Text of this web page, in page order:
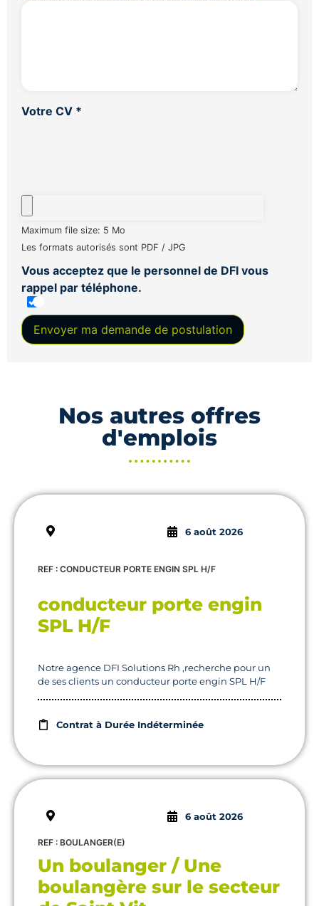
Votre CV *
Maximum file size: 5 Mo
Les formats autorisés sont PDF / JPG
Vous acceptez que le personnel de DFI vous
rappel par téléphone.
Envoyer ma demande de postulation
Nos autres offres
d'emplois
6 août 2026
REF : CONDUCTEUR PORTE ENGIN SPL H/F
conducteur porte engin
SPL H/F
Notre agence DFI Solutions Rh ,recherche pour un
de ses clients un conducteur porte engin SPL H/F
Contrat à Durée Indéterminée
6 août 2026
REF : BOULANGER(E)
Un boulanger / Une
boulangère sur le secteur